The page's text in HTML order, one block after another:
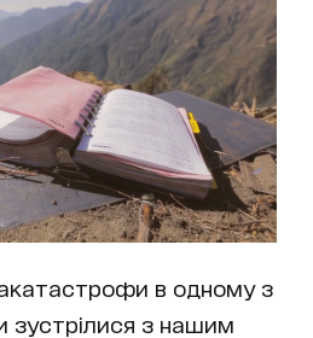
в одному з
зустрілися з нашим